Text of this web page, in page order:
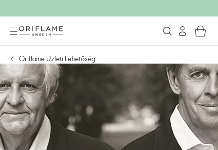
Oriflame Üzleti Lehetőség